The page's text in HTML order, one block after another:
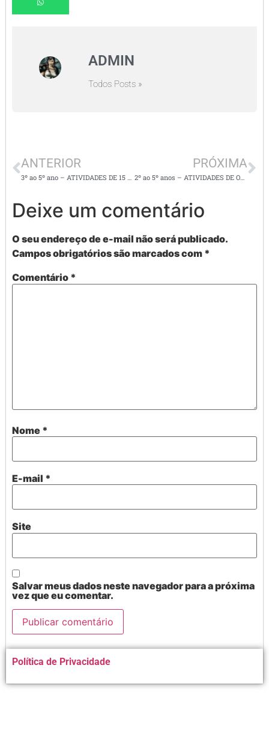
ADMIN
Todos Posts »
ANTERIOR
3º ao 5º ano – ATIVIDADES DE 15 DE NOVEMBRO – PROCLAMAÇÃO DA REPÚBLICA
PRÓXIMA
2º ao 5º anos – ATIVIDADES DE ORTOGRAFIA / CH/ NH / LH
Deixe um comentário
O seu endereço de e-mail não será publicado.
Campos obrigatórios são marcados com *
Comentário *
Nome *
E-mail *
Site
Salvar meus dados neste navegador para a próxima
vez que eu comentar.
Alternative:
Política de Privacidade